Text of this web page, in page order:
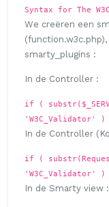
Syntax for The
We creëren een
(function.w3c.php),
smarty_plugins :
In de Controller :
if (
'W3C_Validator' )
In de Controller
if (
'W3C_Validator' )
In de Smarty view :